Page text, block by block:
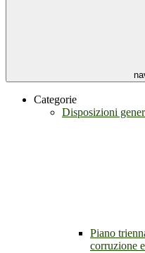
Categorie
Disposizioni
Piano
corruzione